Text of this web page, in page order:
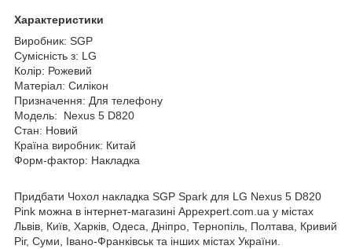
Характеристики
Виробник: SGP
Сумісність з: LG
Колір: Рожевий
Матеріал: Силікон
Призначення: Для телефону
Модель: Nexus 5 D820
Стан: Новий
Країна виробник: Китай
Форм-фактор: Накладка
Придбати Чохол накладка SGP Spark для LG Nexus 5 D820
Pink можна в інтернет-магазині Appexpert.com.ua у містах
Львів, Київ, Харків, Одеса, Дніпро, Тернопіль, Полтава, Кривий
Ріг, Суми, Івано-Франківськ та інших містах України.